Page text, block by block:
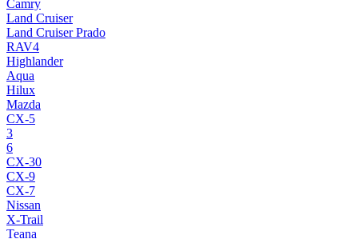
Camry
Land Cruiser
Land Cruiser Prado
RAV4
Highlander
Aqua
Hilux
Mazda
CX-5
3
6
CX-30
CX-9
CX-7
Nissan
X-Trail
Teana